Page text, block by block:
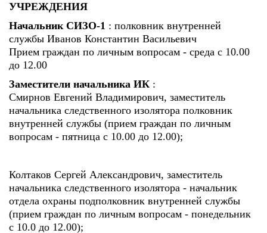
УЧРЕЖДЕНИЯ
Начальник СИЗО-1 : полковник внутренней
службы Иванов Константин Васильевич
Прием граждан по личным вопросам - среда с 10.00
до 12.00
Заместители начальника ИК :
Смирнов Евгений Владимирович, заместитель
начальника следственного изолятора полковник
внутренней службы (прием граждан по личным
вопросам - пятница с 10.00 до 12.00);
Колтаков Сергей Александрович, заместитель
начальника следственного изолятора - начальник
отдела охраны подполковник внутренней службы
(прием граждан по личным вопросам - понедельник
с 10.0 до 12.00);